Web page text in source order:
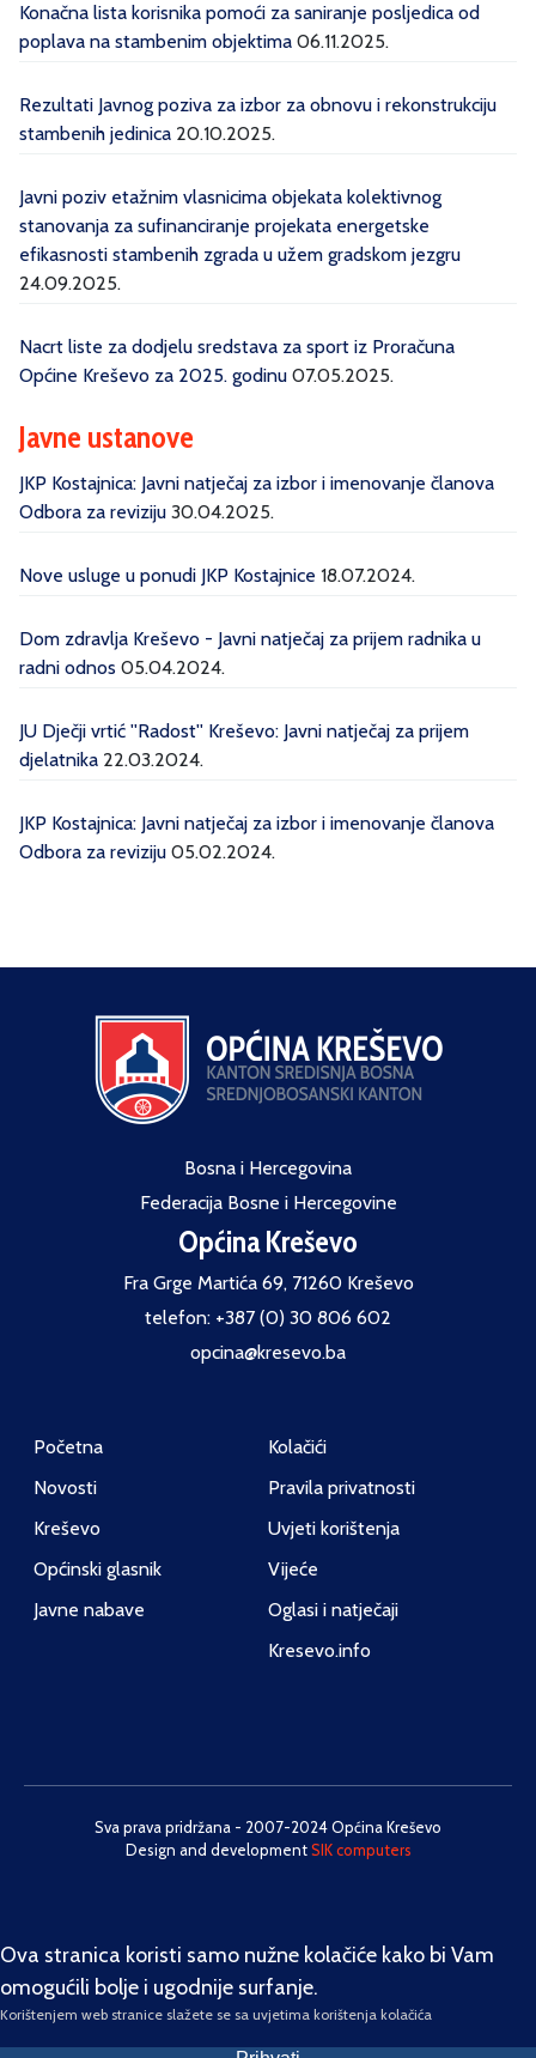
Konačna lista korisnika pomoći za saniranje posljedica od
poplava na stambenim objektima 06.11.2025.
Rezultati Javnog poziva za izbor za obnovu i rekonstrukciju
stambenih jedinica 20.10.2025.
Javni poziv etažnim vlasnicima objekata kolektivnog
stanovanja za sufinanciranje projekata energetske
efikasnosti stambenih zgrada u užem gradskom jezgru
24.09.2025.
Nacrt liste za dodjelu sredstava za sport iz Proračuna
Općine Kreševo za 2025. godinu 07.05.2025.
Javne ustanove
JKP Kostajnica: Javni natječaj za izbor i imenovanje članova
Odbora za reviziju 30.04.2025.
Nove usluge u ponudi JKP Kostajnice 18.07.2024.
Dom zdravlja Kreševo - Javni natječaj za prijem radnika u
radni odnos 05.04.2024.
JU Dječji vrtić ''Radost'' Kreševo: Javni natječaj za prijem
djelatnika 22.03.2024.
JKP Kostajnica: Javni natječaj za izbor i imenovanje članova
Odbora za reviziju 05.02.2024.
Bosna i Hercegovina
Federacija Bosne i Hercegovine
Općina Kreševo
Fra Grge Martića 69, 71260 Kreševo
telefon: +387 (0) 30 806 602
opcina@kresevo.ba
Početna
Novosti
Kreševo
Općinski glasnik
Javne nabave
Kolačići
Pravila privatnosti
Uvjeti korištenja
Vijeće
Oglasi i natječaji
Kresevo.info
Sva prava pridržana - 2007-2024 Općina Kreševo
Design and developmentSIK computers
Ova stranica koristi samo nužne kolačiće kako bi Vam
omogućili bolje i ugodnije surfanje.
Korištenjem web stranice slažete se sa uvjetima korištenja kolačića